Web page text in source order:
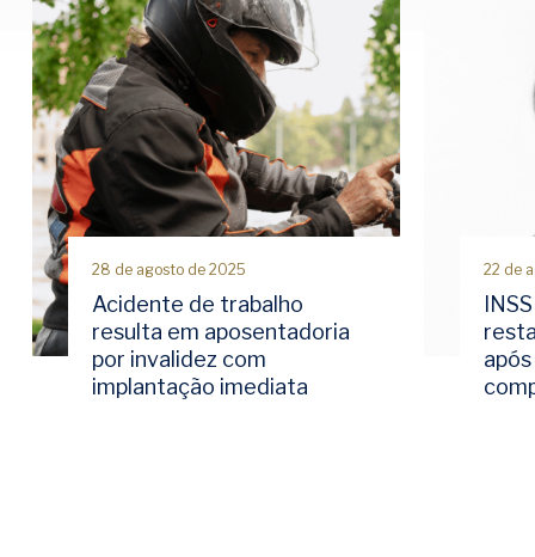
28 de agosto de 2025
Acidente de trabalho
resulta em aposentadoria
por invalidez com
implantação imediata
22 de